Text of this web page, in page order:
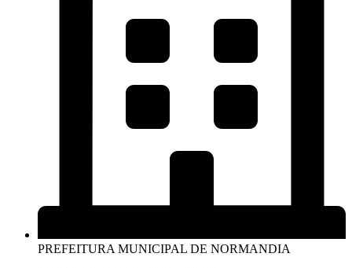
PREFEITURA MUNICIPAL DE NORMANDIA